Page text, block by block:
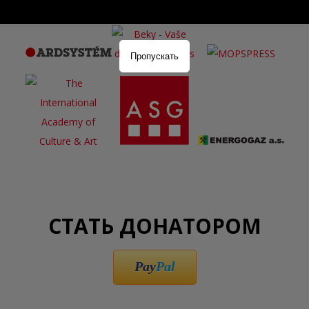
СТАТЬ ДОНАТОРОМ
PayPal
Пропускать